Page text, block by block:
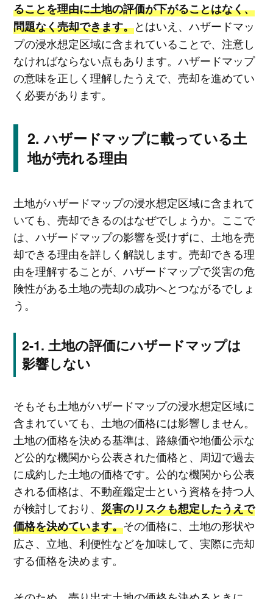
ることを理由に土地の評価が下がることはなく、
問題なく売却できます。とはいえ、ハザードマッ
プの浸水想定区域に含まれていることで、注意し
なければならない点もあります。ハザードマップ
の意味を正しく理解したうえで、売却を進めてい
く必要があります。
ハザードマップに載っている土
地が売れる理由
土地がハザードマップの浸水想定区域に含まれて
いても、売却できるのはなぜでしょうか。ここで
は、ハザードマップの影響を受けずに、土地を売
却できる理由を詳しく解説します。売却できる理
由を理解することが、ハザードマップで災害の危
険性がある土地の売却の成功へとつながるでしょ
う。
土地の評価にハザードマップは
影響しない
そもそも土地がハザードマップの浸水想定区域に
含まれていても、土地の価格には影響しません。
土地の価格を決める基準は、路線価や地価公示な
ど公的な機関から公表された価格と、周辺で過去
に成約した土地の価格です。公的な機関から公表
される価格は、不動産鑑定士という資格を持つ人
が検討しており、 災害のリスクも想定したうえで
価格を決めています。その価格に、土地の形状や
広さ、立地、利便性などを加味して、実際に売却
する価格を決めます。